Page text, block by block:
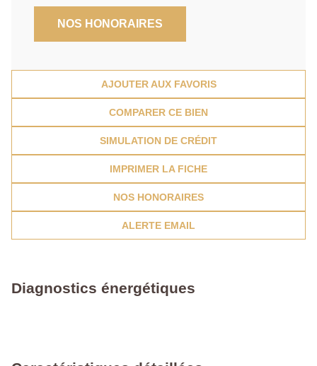
NOS HONORAIRES
AJOUTER AUX FAVORIS
COMPARER CE BIEN
SIMULATION DE CRÉDIT
IMPRIMER LA FICHE
NOS HONORAIRES
ALERTE EMAIL
Diagnostics énergétiques